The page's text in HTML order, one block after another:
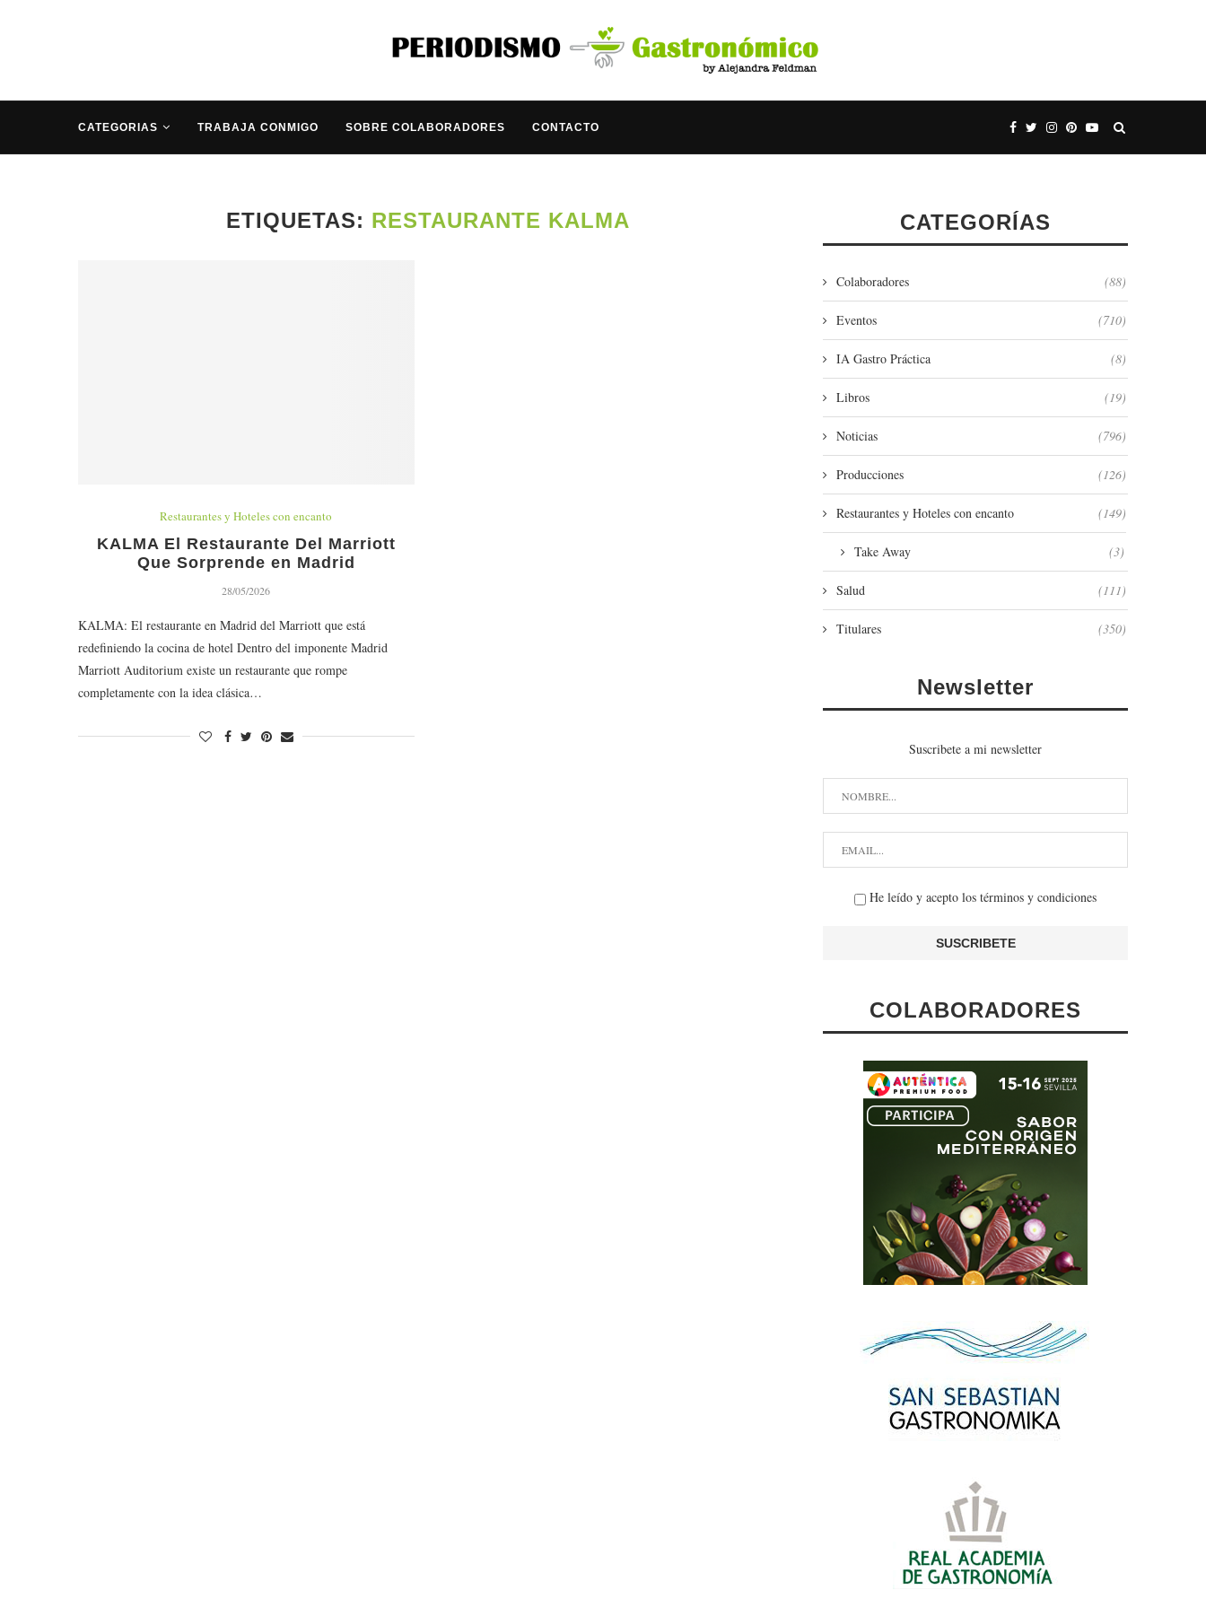
CATEGORIAS TRABAJA CONMIGO SOBRE COLABORADORES CONTACTO
ETIQUETAS: RESTAURANTE KALMA
Restaurantes y Hoteles con encanto
KALMA El Restaurante Del Marriott
Que Sorprende en Madrid
28/05/2026
KALMA: El restaurante en Madrid del Marriott que está
redefiniendo la cocina de hotel Dentro del imponente Madrid
Marriott Auditorium existe un restaurante que rompe
completamente con la idea clásica…
CATEGORÍAS
Colaboradores (88)
Eventos (710)
IA Gastro Práctica (8)
Libros (19)
Noticias (796)
Producciones (126)
Restaurantes y Hoteles con encanto (149)
Take Away (3)
Salud (111)
Titulares (350)
Newsletter
Suscribete a mi newsletter
He leído y acepto los términos y condiciones
COLABORADORES